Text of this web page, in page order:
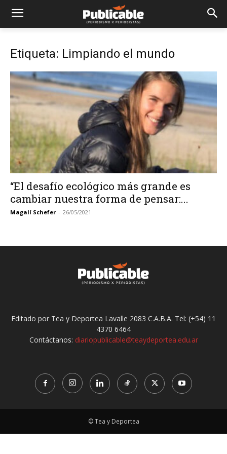
Etiqueta: Limpiando el mundo
“El desafío ecológico más grande es
cambiar nuestra forma de pensar:...
Magalí Schefer - 26/05/2021
Editado por Tea y Deportea Lavalle 2083 C.A.B.A. Tel: (+54) 11
4370 6464
Contáctanos: diariopublicable@teaydeportea.edu.ar
© Tea y Deportea